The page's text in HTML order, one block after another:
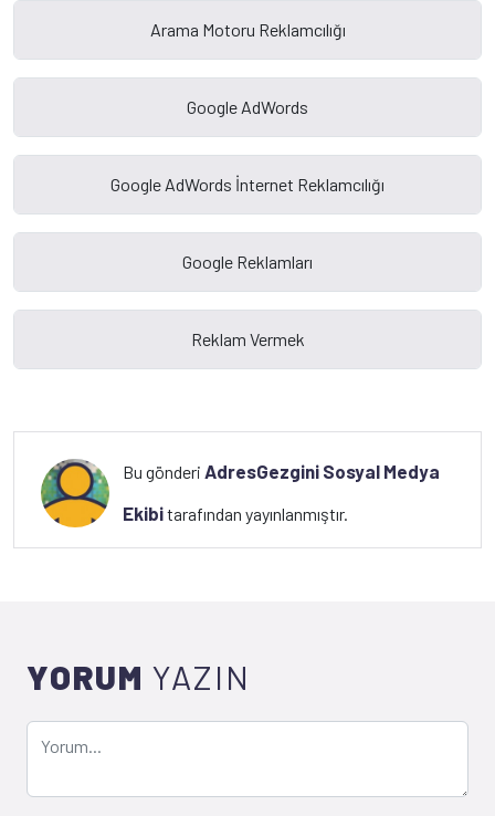
Bu gönderiAdresGezgini Sosyal Medya
Ekibitarafından yayınlanmıştır.
YORUM YAZIN